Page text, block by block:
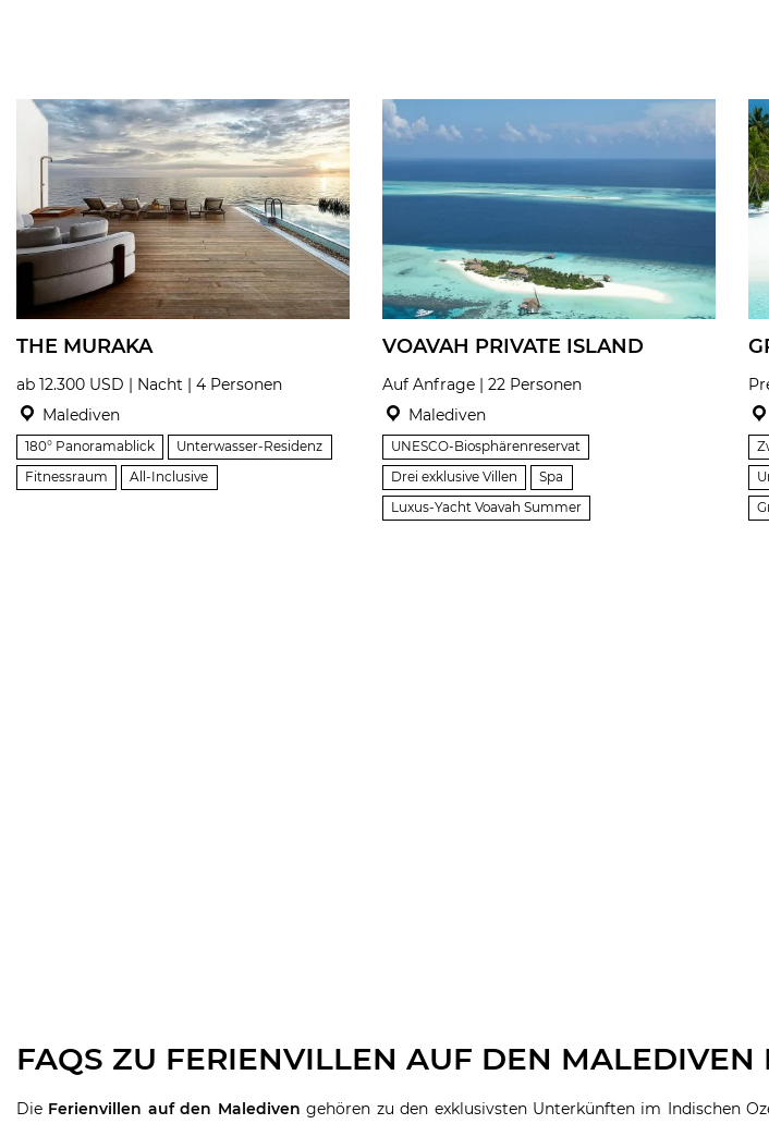
THE MURAKA
ab 12.300 USD | Nacht | 4 Personen
Malediven
180° Panoramablick
Unterwasser-Residenz
Fitnessraum
All-Inclusive
VOAVAH PRIVATE ISLAND
Auf Anfrage | 22 Personen
Malediven
UNESCO-Biosphärenreservat
Drei exklusive Villen
Spa
Luxus-Yacht Voavah Summer
FAQS ZU FERIENVILLEN AUF DEN MALEDIVEN
Die Ferienvillen auf den Malediven gehören zu den exklusivsten Unterkünften im Indischen